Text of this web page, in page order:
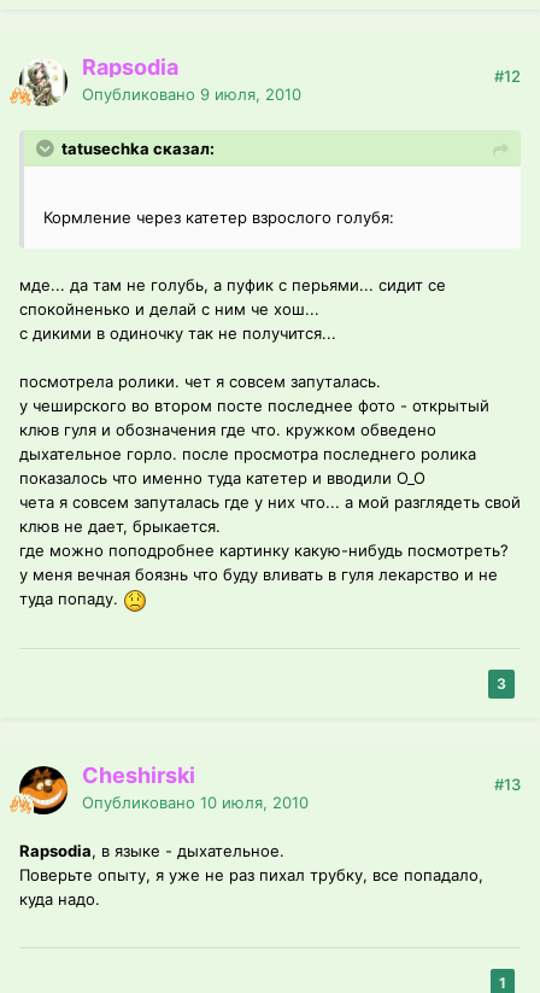
Rapsodia
Опубликовано 9 июля, 2010
#12
tatusechka сказал:
Кормление через катетер взрослого голубя:
мде... да там не голубь, а пуфик с перьями... сидит се
спокойненько и делай с ним че хош...
с дикими в одиночку так не получится...
посмотрела ролики. чет я совсем запуталась.
у чеширского во втором посте последнее фото - открытый
клюв гуля и обозначения где что. кружком обведено
дыхательное горло. после просмотра последнего ролика
показалось что именно туда катетер и вводили О_О
чета я совсем запуталась где у них что... а мой разглядеть свой
клюв не дает, брыкается.
где можно поподробнее картинку какую-нибудь посмотреть?
у меня вечная боязнь что буду вливать в гуля лекарство и не
туда попаду.
3
Cheshirski
Опубликовано 10 июля, 2010
#13
Rapsodia, в языке - дыхательное.
Поверьте опыту, я уже не раз пихал трубку, все попадало,
куда надо.
1